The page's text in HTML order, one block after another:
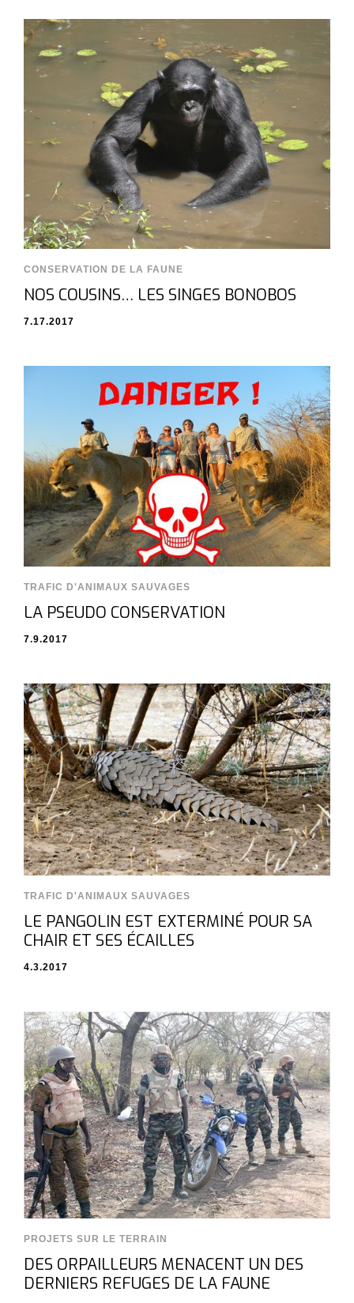
CONSERVATION DE LA FAUNE
NOS COUSINS… LES SINGES BONOBOS
7.17.2017
TRAFIC D'ANIMAUX SAUVAGES
LA PSEUDO CONSERVATION
7.9.2017
TRAFIC D'ANIMAUX SAUVAGES
LE PANGOLIN EST EXTERMINÉ POUR SA
CHAIR ET SES ÉCAILLES
4.3.2017
PROJETS SUR LE TERRAIN
DES ORPAILLEURS MENACENT UN DES
DERNIERS REFUGES DE LA FAUNE